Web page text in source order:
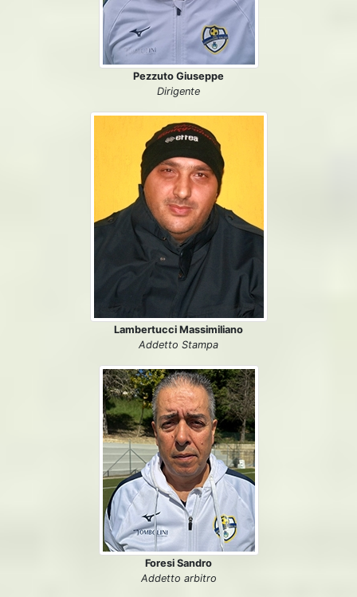
Pezzuto Giuseppe
Dirigente
Lambertucci Massimiliano
Addetto Stampa
Foresi Sandro
Addetto arbitro